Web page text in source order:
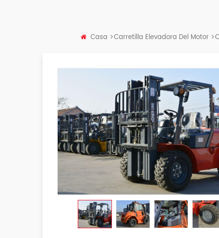
Casa Carretilla Elevadora Del Motor